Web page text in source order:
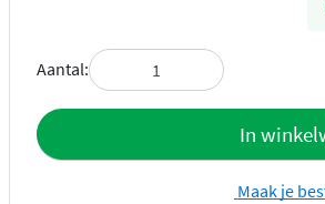
Aantal:
In
Toevoegen aan offerte
Maak je